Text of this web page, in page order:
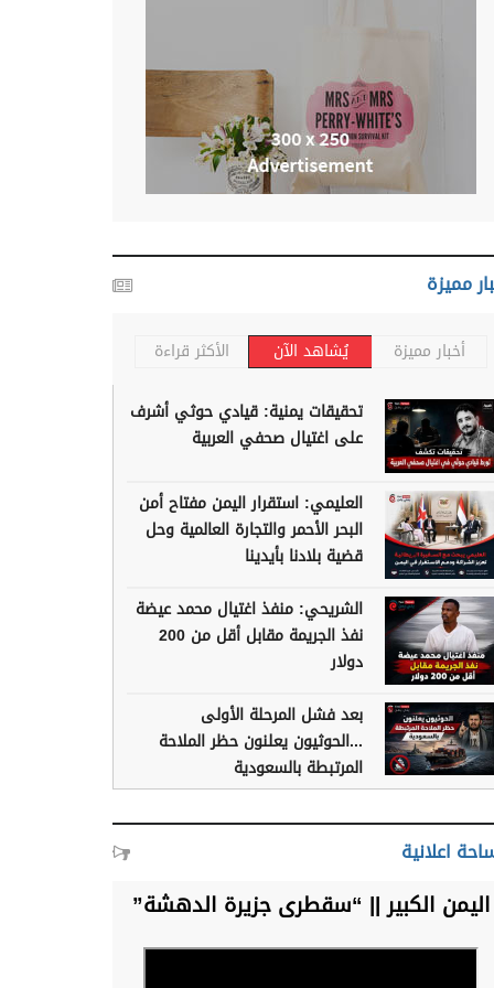
مميزة
أخبار مميزة يُشاهد الآن الأكثر قراءة
تحقيقات يمنية: قيادي حوثي أشرف
على اغتيال صحفي العربية
العليمي: استقرار اليمن مفتاح أمن
البحر الأحمر والتجارة العالمية وحل
قضية بلادنا بأيدينا
الشريحي: منفذ اغتيال محمد عيضة
نفذ الجريمة مقابل أقل من 200
دولار
بعد فشل المرحلة الأولى
...الحوثيون يعلنون حظر الملاحة
المرتبطة بالسعودية
اعلانية
اليمن الكبير || “سقطرى جزيرة الدهشة”